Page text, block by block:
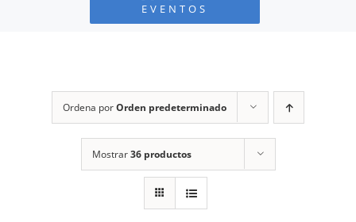
EVENTOS
Ordena porOrden predeterminado
Mostrar36 productos